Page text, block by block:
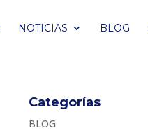
NOTICIAS BLOG
Categorías
BLOG